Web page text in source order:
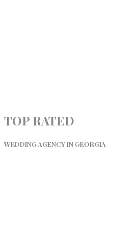
TOP RATED
WEDDING AGENCY IN GEORGIA